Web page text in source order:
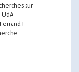
sur
-
I -